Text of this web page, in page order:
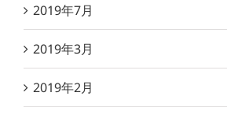
2019年7月
2019年3月
2019年2月